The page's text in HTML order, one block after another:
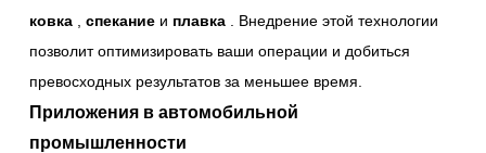
ковка ,спекание и плавка . Внедрение этой технологии
позволит оптимизировать ваши операции и добиться
превосходных результатов за меньшее время.
Приложения в автомобильной
промышленности